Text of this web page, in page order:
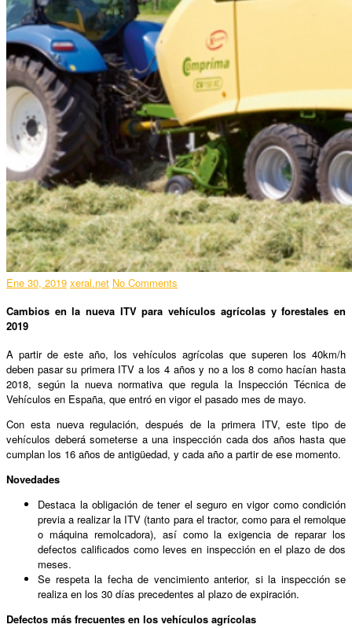
Ene 30, 2019 xeral.net No Comments
Cambios en la nueva ITV para vehículos agrícolas y forestales en
2019
A partir de este año, los vehículos agrícolas que superen los 40km/h
deben pasar su primera ITV a los 4 años y no a los 8 como hacían hasta
2018, según la nueva normativa que regula la Inspección Técnica de
Vehículos en España, que entró en vigor el pasado mes de mayo.
Con esta nueva regulación, después de la primera ITV, este tipo de
vehículos deberá someterse a una inspección cada dos años hasta que
cumplan los 16 años de antigüedad, y cada año a partir de ese momento.
Novedades
Destaca la obligación de tener el seguro en vigor como condición
previa a realizar la ITV (tanto para el tractor, como para el remolque
o máquina remolcadora), así como la exigencia de reparar los
defectos calificados como leves en inspección en el plazo de dos
meses.
Se respeta la fecha de vencimiento anterior, si la inspección se
realiza en los 30 días precedentes al plazo de expiración.
Defectos más frecuentes en los vehículos agrícolas